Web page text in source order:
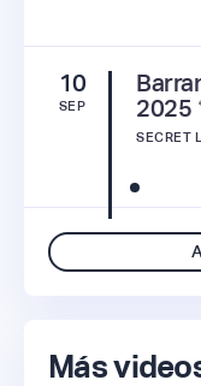
10
SEP
2025
SECRET
Más